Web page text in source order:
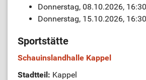
Donnerstag, 08.10.2026,
Donnerstag, 15.10.2026,
Sportstätte
Schauinslandhalle Kappel
Stadtteil: Kappel